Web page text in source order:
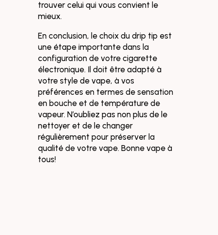
trouver celui qui vous convient le
mieux.
En conclusion, le choix du drip tip est
une étape importante dans la
configuration de votre cigarette
électronique. Il doit être adapté à
votre style de vape, à vos
préférences en termes de sensation
en bouche et de température de
vapeur. N’oubliez pas non plus de le
nettoyer et de le changer
régulièrement pour préserver la
qualité de votre vape. Bonne vape à
tous!